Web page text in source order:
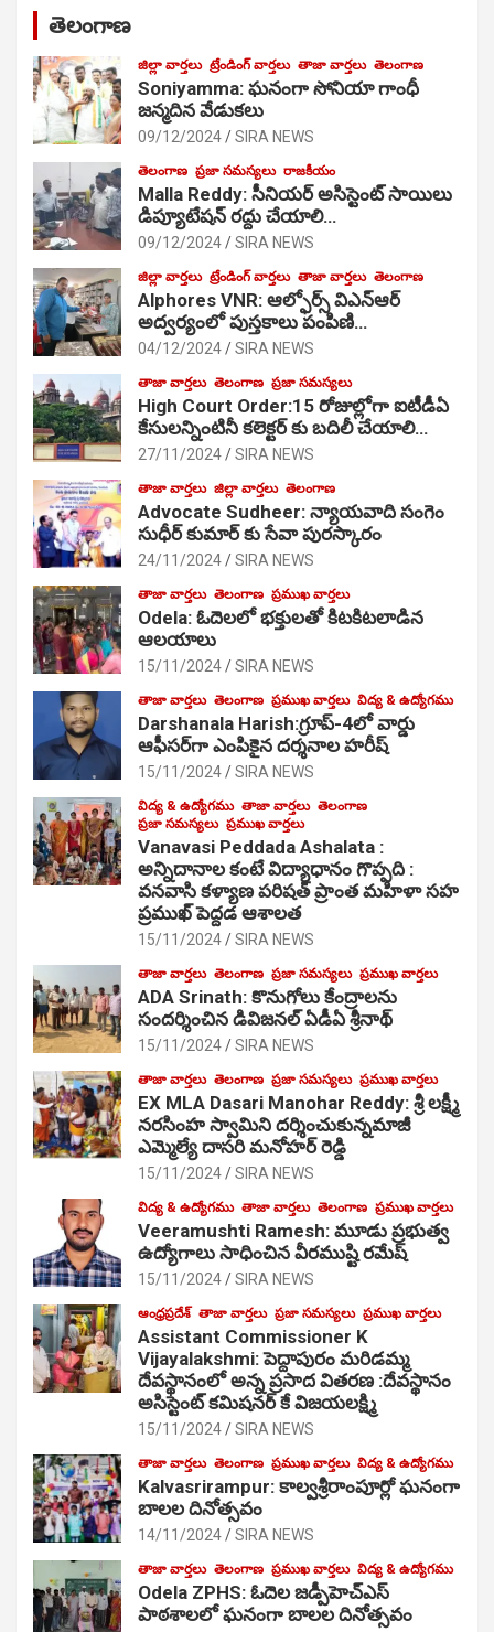
తెలంగాణ
జిల్లా వార్తలు ట్రేండింగ్ వార్తలు తాజా వార్తలు తెలంగాణ
Soniyamma: ఘ‌నంగా సోనియా గాంధీ
జ‌న్మ‌దిన వేడుక‌లు
09/12/2024 SIRA NEWS
తెలంగాణ ప్రజా సమస్యలు రాజకీయం
Malla Reddy: సీనియర్ అసిస్టెంట్ సాయిలు
డిప్యూటేషన్ రద్దు చేయాలి…
09/12/2024 SIRA NEWS
జిల్లా వార్తలు ట్రేండింగ్ వార్తలు తాజా వార్తలు తెలంగాణ
Alphores VNR: ఆల్ఫోర్స్ విఎన్ఆర్
అద్వర్యంలో పుస్తకాలు పంపిణి…
04/12/2024 SIRA NEWS
తాజా వార్తలు తెలంగాణ ప్రజా సమస్యలు
High Court Order:15 రోజుల్లోగా ఐటీడీఏ
కేసులన్నింటినీ కలెక్టర్ కు బదిలీ చేయాలి…
27/11/2024 SIRA NEWS
తాజా వార్తలు జిల్లా వార్తలు తెలంగాణ
Advocate Sudheer: న్యాయవాది సంగెం
సుధీర్ కుమార్ కు సేవా పురస్కారం
24/11/2024 SIRA NEWS
తాజా వార్తలు తెలంగాణ ప్రముఖ వార్తలు
Odela: ఓదెల‌లో భక్తులతో కిటకిటలాడిన
ఆల‌యాలు
15/11/2024 SIRA NEWS
తాజా వార్తలు తెలంగాణ ప్రముఖ వార్తలు విద్య & ఉద్యోగము
Darshanala Harish:గ్రూప్-4లో వార్డు
ఆఫీసర్‌గా ఎంపికైన దర్శనాల హరీష్
15/11/2024 SIRA NEWS
విద్య & ఉద్యోగము తాజా వార్తలు తెలంగాణ
ప్రజా సమస్యలు ప్రముఖ వార్తలు
Vanavasi Peddada Ashalata :
అన్నిదానాల కంటే విద్యాధానం గొప్పది :
వనవాసి కళ్యాణ పరిషత్ ప్రాంత మహిళా సహ
ప్రముఖ్ పెద్దడ ఆశాలత
15/11/2024 SIRA NEWS
తాజా వార్తలు తెలంగాణ ప్రజా సమస్యలు ప్రముఖ వార్తలు
ADA Srinath: కొనుగోలు కేంద్రాల‌ను
సంద‌ర్శించిన డివిజనల్ ఏడీఏ శ్రీనాథ్
15/11/2024 SIRA NEWS
తాజా వార్తలు తెలంగాణ ప్రజా సమస్యలు ప్రముఖ వార్తలు
EX MLA Dasari Manohar Reddy: శ్రీ లక్ష్మీ
నరసింహ స్వామిని దర్శించుకున్నమాజీ
ఎమ్మెల్యే దాసరి మనోహర్ రెడ్డి
15/11/2024 SIRA NEWS
విద్య & ఉద్యోగము తాజా వార్తలు తెలంగాణ ప్రముఖ వార్తలు
Veeramushti Ramesh: మూడు ప్రభుత్వ
ఉద్యోగాలు సాధించిన వీరముష్టి రమేష్
15/11/2024 SIRA NEWS
ఆంధ్రప్రదేశ్ తాజా వార్తలు ప్రజా సమస్యలు ప్రముఖ వార్తలు
Assistant Commissioner K
Vijayalakshmi: పెద్దాపురం మరిడమ్మ
దేవస్థానంలో అన్న ప్రసాద వితరణ :దేవస్థానం
అసిస్టెంట్ కమిషనర్ కే విజయలక్ష్మి
15/11/2024 SIRA NEWS
తాజా వార్తలు తెలంగాణ ప్రముఖ వార్తలు విద్య & ఉద్యోగము
Kalvasrirampur: కాల్వశ్రీరాంపూర్లో ఘనంగా
బాలల దినోత్సవం
14/11/2024 SIRA NEWS
తాజా వార్తలు తెలంగాణ ప్రముఖ వార్తలు విద్య & ఉద్యోగము
Odela ZPHS: ఓదెల జ‌డ్పీహెచ్ఎస్
పాఠ‌శాల‌లో ఘనంగా బాలల దినోత్సవం